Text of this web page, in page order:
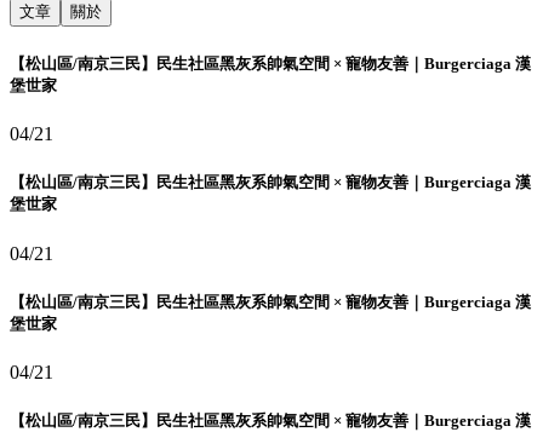
文章 關於
【松山區/南京三民】民生社區黑灰系帥氣空間 × 寵物友善｜Burgerciaga 漢
堡世家
04/21
【松山區/南京三民】民生社區黑灰系帥氣空間 × 寵物友善｜Burgerciaga 漢
堡世家
04/21
【松山區/南京三民】民生社區黑灰系帥氣空間 × 寵物友善｜Burgerciaga 漢
堡世家
04/21
【松山區/南京三民】民生社區黑灰系帥氣空間 × 寵物友善｜Burgerciaga 漢